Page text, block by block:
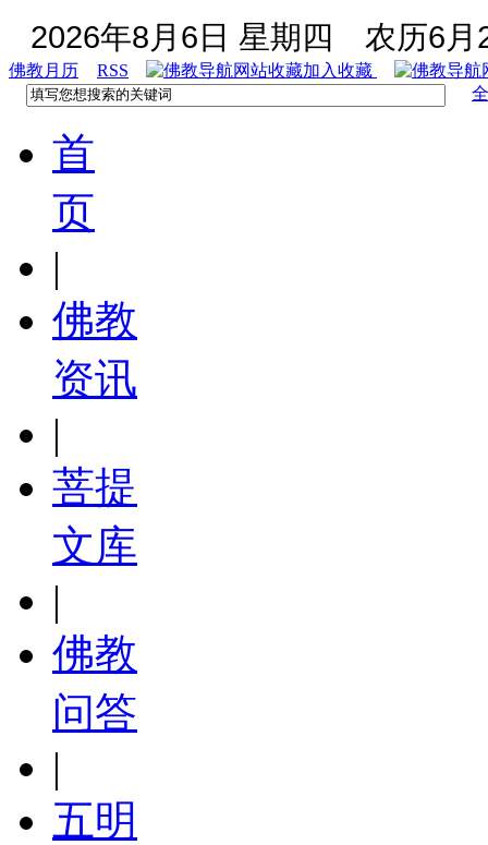
2026年8月6日 星期四 农历6月
佛教月历 RSS
加入收藏
首
页
|
佛教
资讯
|
菩提
文库
|
佛教
问答
|
五明